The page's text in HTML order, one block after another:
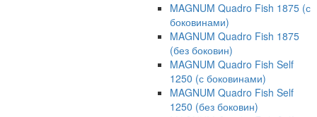
MAGNUM Quadro Fish 1875 (с
боковинами)
MAGNUM Quadro Fish 1875
(без боковин)
MAGNUM Quadro Fish Self
1250 (с боковинами)
MAGNUM Quadro Fish Self
1250 (без боковин)